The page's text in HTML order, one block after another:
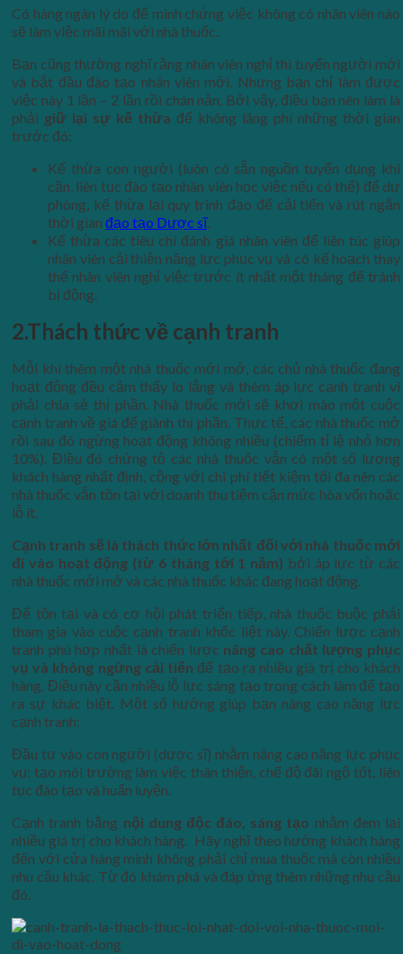
Có hàng ngàn lý do để minh chứng việc không có nhân viên nào
sẽ làm việc mãi mãi với nhà thuốc.
Bạn cũng thường nghĩ rằng nhân viên nghỉ thì tuyển người mới
và bắt đầu đào tạo nhân viên mới. Nhưng bạn chỉ làm được
việc này 1 lần – 2 lần rồi chán nản. Bởi vậy, điều bạn nên làm là
phải giữ lại sự kế thừa để không lãng phí những thời gian
trước đó:
Kế thừa con người (luôn có sẵn nguồn tuyển dụng khi
cần, liên tục đào tạo nhân viên học việc nếu có thể) để dự
phòng, kế thừa lại quy trình đạo để cải tiến và rút ngắn
thời gian đạo tạo Dược sĩ.
Kế thừa các tiêu chí đánh giá nhân viên để liên túc giúp
nhân viên cải thiện năng lực phục vụ và có kế hoạch thay
thế nhân viên nghỉ việc trước ít nhất một tháng để tránh
bị động.
2.Thách thức về cạnh tranh
Mỗi khi thêm một nhà thuốc mới mở, các chủ nhà thuốc đang
hoạt động đều cảm thấy lo lắng và thêm áp lực cạnh tranh vì
phải chia sẻ thị phần. Nhà thuốc mới sẽ khơi mào một cuộc
cạnh tranh về giá để giành thị phần. Thực tế, các nhà thuốc mở
rồi sau đó ngừng hoạt động không nhiều (chiếm tỉ lệ nhỏ hơn
10%). Điều đó chứng tỏ các nhà thuốc vẫn có một số lượng
khách hàng nhất định, cộng với chi phí tiết kiệm tối đa nên các
nhà thuốc vẫn tồn tại với doanh thu tiệm cận mức hòa vốn hoặc
lỗ ít.
Cạnh tranh sẽ là thách thức lớn nhất đối với nhà thuốc mới
đi vào hoạt động (từ 6 tháng tới 1 năm) bởi áp lực từ các
nhà thuốc mới mở và các nhà thuốc khác đang hoạt động.
Để tồn tại và có cơ hội phát triển tiếp, nhà thuốc buộc phải
tham gia vào cuộc cạnh tranh khốc liệt này. Chiến lược cạnh
tranh phù hợp nhất là chiến lược nâng cao chất lượng phục
vụ và không ngừng cải tiến để tạo ra nhiều giá trị cho khách
hàng. Điều này cần nhiều lỗ lực sáng tạo trong cách làm để tạo
ra sự khác biệt. Một số hướng giúp bạn nâng cao năng lực
cạnh tranh:
Đầu tư vào con người (dược sĩ) nhằm nâng cao năng lực phục
vụ: tạo môi trường làm việc thân thiện, chế độ đãi ngộ tốt, liên
tục đào tạo và huấn luyện.
Cạnh tranh bằng nội dung độc đáo, sáng tạo nhằm đem lại
nhiều giá trị cho khách hàng. Hãy nghĩ theo hướng khách hàng
đến với cửa hàng mình không phải chỉ mua thuốc mà còn nhiều
nhu cầu khác. Từ đó khám phá và đáp ứng thêm những nhu cầu
đó.